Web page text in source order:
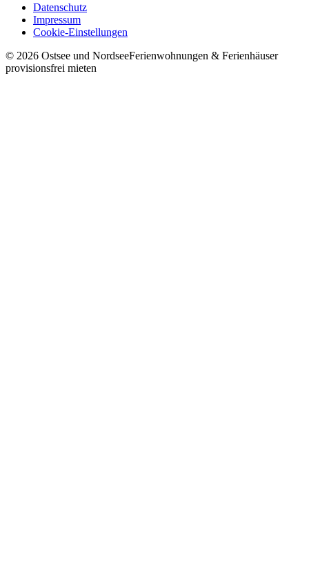
Datenschutz
Impressum
Cookie-Einstellungen
© 2026 Ostsee und NordseeFerienwohnungen & Ferienhäuser
provisionsfrei mieten